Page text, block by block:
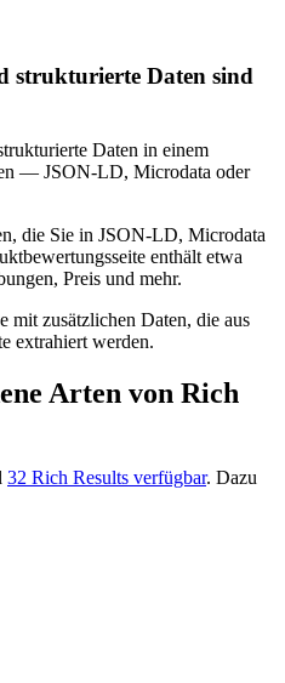
strukturierte Daten sind
Daten in einem
— JSON-LD, Microdata oder
die Sie in JSON-LD, Microdata
enthält etwa
Preis und mehr.
mit zusätzlichen Daten, die aus
extrahiert werden.
Arten von Rich
32 Rich Results verfügbar. Dazu